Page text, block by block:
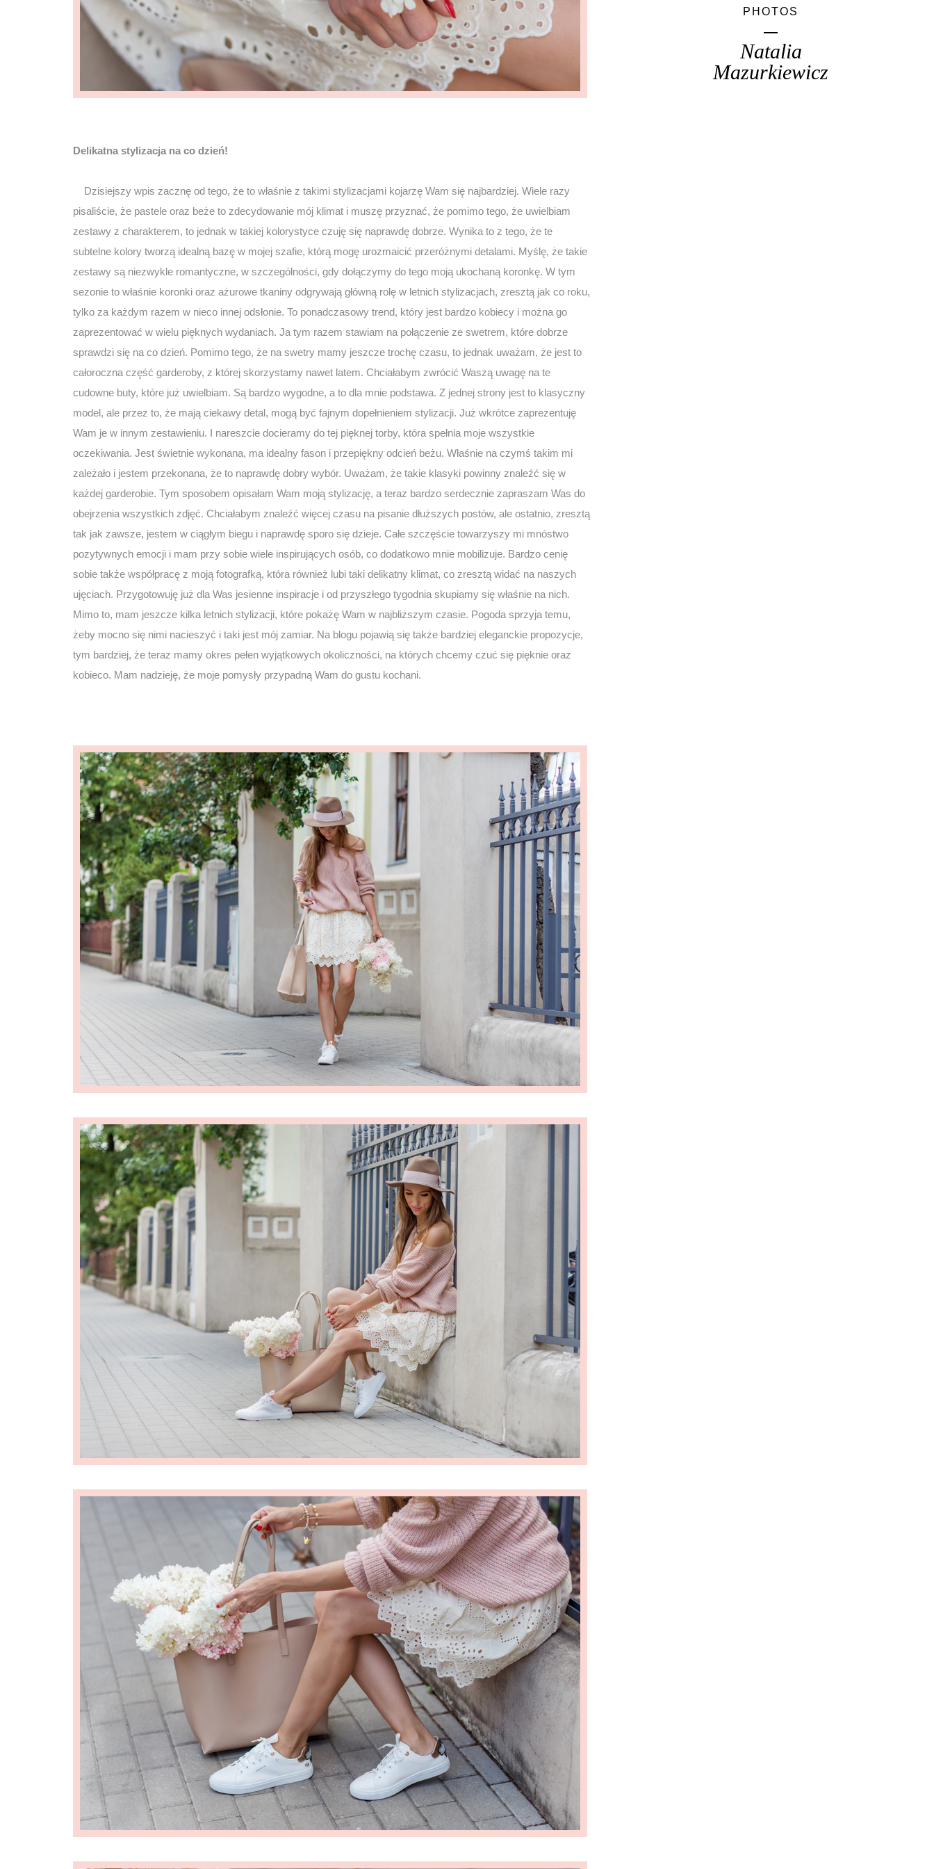
Delikatna stylizacja na co dzień!
Dzisiejszy wpis zacznę od tego, że to właśnie z takimi stylizacjami kojarzę Wam się najbardziej. Wiele razy
pisaliście, że pastele oraz beże to zdecydowanie mój klimat i muszę przyznać, że pomimo tego, że uwielbiam
zestawy z charakterem, to jednak w takiej kolorystyce czuję się naprawdę dobrze. Wynika to z tego, że te
subtelne kolory tworzą idealną bazę w mojej szafie, którą mogę urozmaicić przeróżnymi detalami. Myślę, że takie
zestawy są niezwykle romantyczne, w szczególności, gdy dołączymy do tego moją ukochaną koronkę. W tym
sezonie to właśnie koronki oraz ażurowe tkaniny odgrywają główną rolę w letnich stylizacjach, zresztą jak co roku,
tylko za każdym razem w nieco innej odsłonie. To ponadczasowy trend, który jest bardzo kobiecy i można go
zaprezentować w wielu pięknych wydaniach. Ja tym razem stawiam na połączenie ze swetrem, które dobrze
sprawdzi się na co dzień. Pomimo tego, że na swetry mamy jeszcze trochę czasu, to jednak uważam, że jest to
całoroczna część garderoby, z której skorzystamy nawet latem. Chciałabym zwrócić Waszą uwagę na te
cudowne buty, które już uwielbiam. Są bardzo wygodne, a to dla mnie podstawa. Z jednej strony jest to klasyczny
model, ale przez to, że mają ciekawy detal, mogą być fajnym dopełnieniem stylizacji. Już wkrótce zaprezentuję
Wam je w innym zestawieniu. I nareszcie docieramy do tej pięknej torby, która spełnia moje wszystkie
oczekiwania. Jest świetnie wykonana, ma idealny fason i przepiękny odcień beżu. Właśnie na czymś takim mi
zależało i jestem przekonana, że to naprawdę dobry wybór. Uważam, że takie klasyki powinny znaleźć się w
każdej garderobie. Tym sposobem opisałam Wam moją stylizację, a teraz bardzo serdecznie zapraszam Was do
obejrzenia wszystkich zdjęć. Chciałabym znaleźć więcej czasu na pisanie dłuższych postów, ale ostatnio, zresztą
tak jak zawsze, jestem w ciągłym biegu i naprawdę sporo się dzieje. Całe szczęście towarzyszy mi mnóstwo
pozytywnych emocji i mam przy sobie wiele inspirujących osób, co dodatkowo mnie mobilizuje. Bardzo cenię
sobie także współpracę z moją fotografką, która również lubi taki delikatny klimat, co zresztą widać na naszych
ujęciach. Przygotowuję już dla Was jesienne inspiracje i od przyszłego tygodnia skupiamy się właśnie na nich.
Mimo to, mam jeszcze kilka letnich stylizacji, które pokażę Wam w najbliższym czasie. Pogoda sprzyja temu,
żeby mocno się nimi nacieszyć i taki jest mój zamiar. Na blogu pojawią się także bardziej eleganckie propozycje,
tym bardziej, że teraz mamy okres pełen wyjątkowych okoliczności, na których chcemy czuć się pięknie oraz
kobieco. Mam nadzieję, że moje pomysły przypadną Wam do gustu kochani.
PHOTOS
Natalia
Mazurkiewicz